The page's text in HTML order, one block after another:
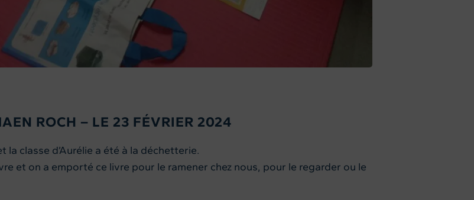
ROCH – LE 23 FÉVRIER 2024
la classe d’Aurélie a été à la déchetterie.
et on a emporté ce livre pour le ramener chez nous, pour le regarder ou le